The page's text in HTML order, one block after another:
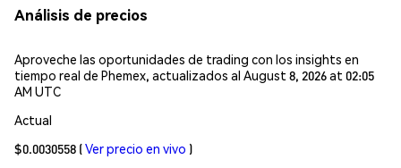
Análisis de precios
Aproveche las oportunidades de trading con los insights en
tiempo real de Phemex, actualizados al August 8, 2026 at 02:05
AM UTC
Actual
$0.0030558 (Ver precio en vivo )